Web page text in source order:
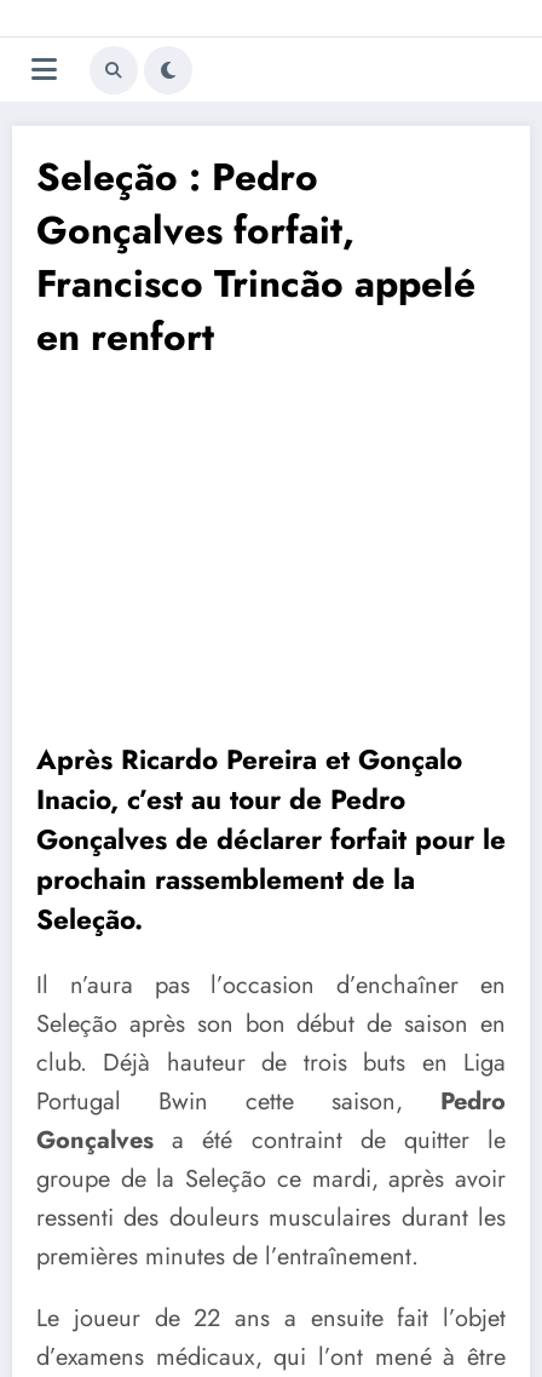
au
contenu
Trivela
L'actualité du football
Seleção : Pedro
Gonçalves forfait,
Francisco Trincão appelé
en renfort
Après Ricardo Pereira et Gonçalo
Inacio, c’est au tour de Pedro
Gonçalves de déclarer forfait pour le
prochain rassemblement de la
Seleção.
Il n’aura pas l’occasion d’enchaîner en
Seleção après son bon début de saison en
club. Déjà hauteur de trois buts en Liga
Portugal Bwin cette saison, Pedro
Gonçalves a été contraint de quitter le
groupe de la Seleção ce mardi, après avoir
ressenti des douleurs musculaires durant les
premières minutes de l’entraînement.
Le joueur de 22 ans a ensuite fait l’objet
d’examens médicaux, qui l’ont mené à être